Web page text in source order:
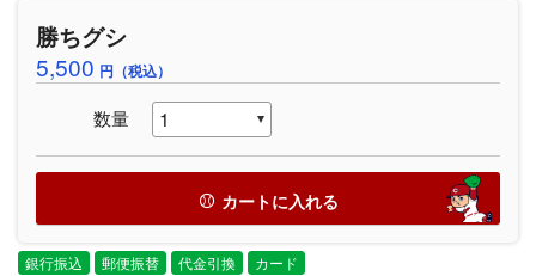
勝ちグシ
5,500 円（税込）
数量
カートに入れる
銀行振込 郵便振替 代金引換 カード